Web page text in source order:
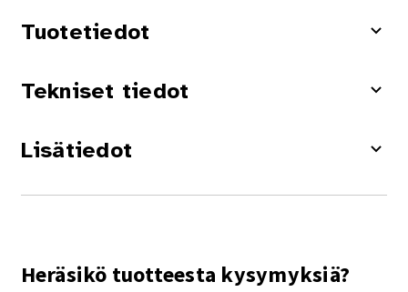
Tuotetiedot
Tekniset tiedot
Lisätiedot
Heräsikö tuotteesta kysymyksiä?